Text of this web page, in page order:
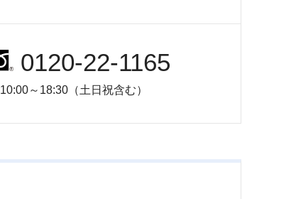
0120-22-1165
10:00～18:30（土日祝含む）